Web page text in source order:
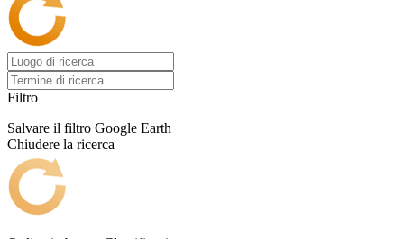
Filtro
Salvare il filtro Google Earth
Chiudere la ricerca